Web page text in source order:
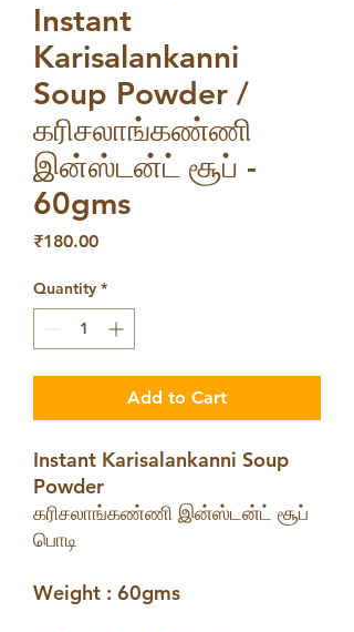
Instant
Karisalankanni
Soup Powder /
கரிசலாங்கண்ணி
இன்ஸ்டன்ட் சூப் -
60gms
₹180.00Price
Quantity *
Add to Cart
Instant Karisalankanni Soup
Powder
கரிசலாங்கண்ணி இன்ஸ்டன்ட் சூப்
பொடி
Weight : 60gms